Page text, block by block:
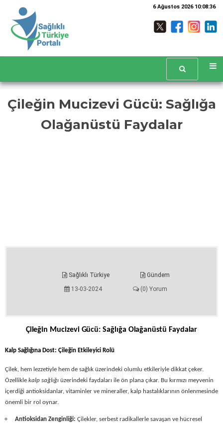
6 Ağustos 2026 10:08:36
Çileğin Mucizevi Gücü: Sağlığa
Olağanüstü Faydalar
Sağlıklı Türkiye
Gündem
13-03-2024
(0) Yorum
Çileğin Mucizevi Gücü: Sağlığa Olağanüstü Faydalar
Kalp Sağlığına Dost: Çileğin Etkileyici Rolü
Çilek, hem lezzetiyle hem de sağlık üzerindeki olumlu etkileriyle dikkat çeker.
Özellikle kalp sağlığı üzerindeki faydaları ile ön plana çıkar. Bu kırmızı meyvenin
içerdiği antioksidanlar, vitaminler ve mineraller, kalp hastalıklarının önlenmesinde
önemli bir rol oynar.
Antioksidan Zenginliği: Çilekler, serbest radikallerle savaşan ve hücresel